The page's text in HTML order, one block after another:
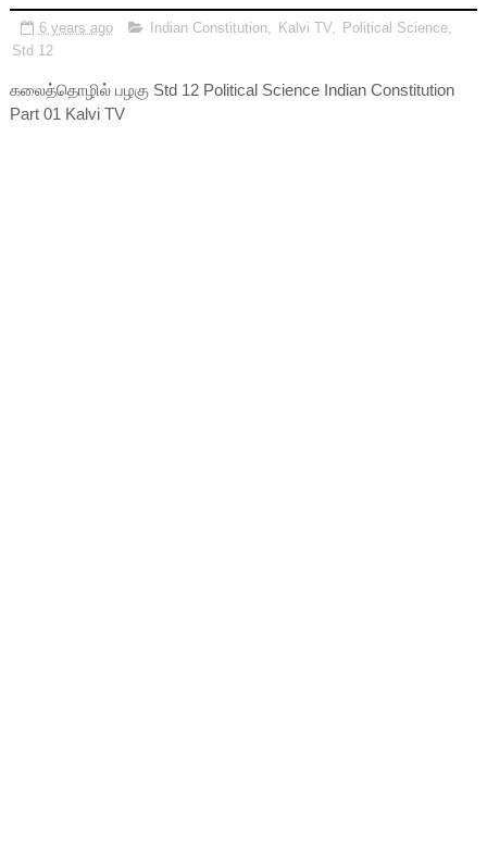
6 years ago Indian Constitution, Kalvi TV, Political Science,
Std 12
கலைத்தொழில் பழகு Std 12 Political Science Indian Constitution
Part 01 Kalvi TV